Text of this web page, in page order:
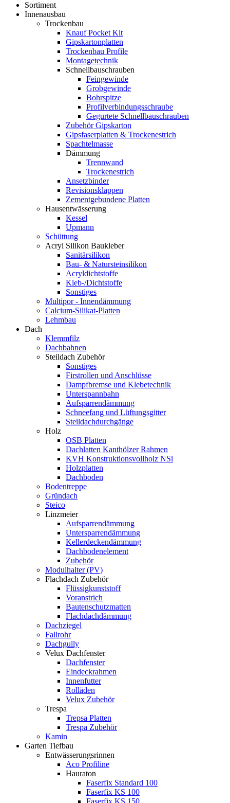
Sortiment
Innenausbau
Trockenbau
Knauf Pocket Kit
Gipskartonplatten
Trockenbau Profile
Montagetechnik
Schnellbauschrauben
Feingewinde
Grobgewinde
Bohrspitze
Profilverbindungsschraube
Gegurtete Schnellbauschrauben
Zubehör Gipskarton
Gipsfaserplatten & Trockenestrich
Spachtelmasse
Dämmung
Trennwand
Trockenestrich
Ansetzbinder
Revisionsklappen
Zementgebundene Platten
Hausentwässerung
Kessel
Upmann
Schüttung
Acryl Silikon Baukleber
Sanitärsilikon
Bau- & Natursteinsilikon
Acryldichtstoffe
Kleb-/Dichtstoffe
Sonstiges
Multipor - Innendämmung
Calcium-Silikat-Platten
Lehmbau
Dach
Klemmfilz
Dachbahnen
Steildach Zubehör
Sonstiges
Firstrollen und Anschlüsse
Dampfbremse und Klebetechnik
Unterspannbahn
Aufsparrendämmung
Schneefang und Lüftungsgitter
Steildachdurchgänge
Holz
OSB Platten
Dachlatten Kanthölzer Rahmen
KVH Konstruktionsvollholz NSi
Holzplatten
Dachboden
Bodentreppe
Gründach
Steico
Linzmeier
Aufsparrendämmung
Untersparrendämmung
Kellerdeckendämmung
Dachbodenelement
Zubehör
Modulhalter (PV)
Flachdach Zubehör
Flüssigkunststoff
Voranstrich
Bautenschutzmatten
Flachdachdämmung
Dachziegel
Fallrohr
Dachgully
Velux Dachfenster
Dachfenster
Eindeckrahmen
Innenfutter
Rolläden
Velux Zubehör
Trespa
Trepsa Platten
Trespa Zubehör
Kamin
Garten Tiefbau
Entwässerungsrinnen
Aco Profiline
Hauraton
Faserfix Standard 100
Faserfix KS 100
Faserfix KS 150